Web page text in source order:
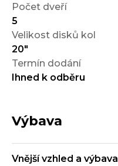
Počet dveří
5
Velikost disků kol
20"
Termín dodání
Ihned k odběru
Výbava
Vnější vzhled a výbava